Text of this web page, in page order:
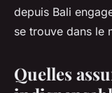
depuis Bali
se trouve dans le
Quelles